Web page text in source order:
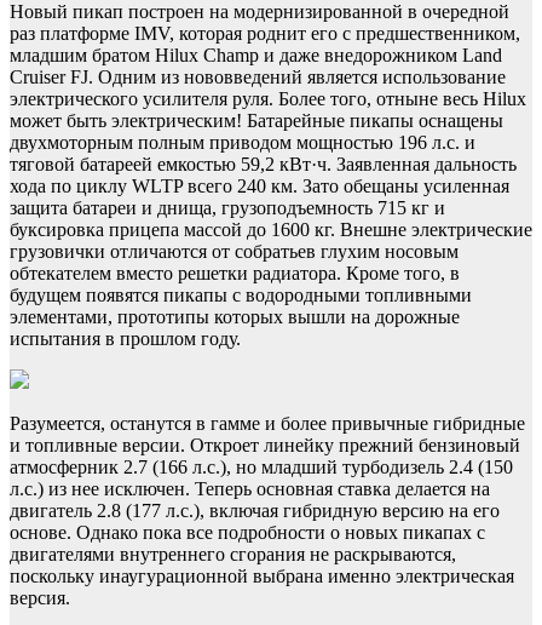
Новый пикап построен на модернизированной в очередной
раз платформе IMV, которая роднит его с предшественником,
младшим братом Hilux Champ и даже внедорожником Land
Cruiser FJ. Одним из нововведений является использование
электрического усилителя руля. Более того, отныне весь Hilux
может быть электрическим! Батарейные пикапы оснащены
двухмоторным полным приводом мощностью 196 л.с. и
тяговой батареей емкостью 59,2 кВт·ч. Заявленная дальность
хода по циклу WLTP всего 240 км. Зато обещаны усиленная
защита батареи и днища, грузоподъемность 715 кг и
буксировка прицепа массой до 1600 кг. Внешне электрические
грузовички отличаются от собратьев глухим носовым
обтекателем вместо решетки радиатора. Кроме того, в
будущем появятся пикапы с водородными топливными
элементами, прототипы которых вышли на дорожные
испытания в прошлом году.
Разумеется, останутся в гамме и более привычные гибридные
и топливные версии. Откроет линейку прежний бензиновый
атмосферник 2.7 (166 л.с.), но младший турбодизель 2.4 (150
л.с.) из нее исключен. Теперь основная ставка делается на
двигатель 2.8 (177 л.с.), включая гибридную версию на его
основе. Однако пока все подробности о новых пикапах с
двигателями внутреннего сгорания не раскрываются,
поскольку инаугурационной выбрана именно электрическая
версия.